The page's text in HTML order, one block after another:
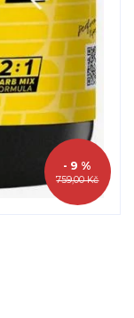
759,00 Kč
- 9 %